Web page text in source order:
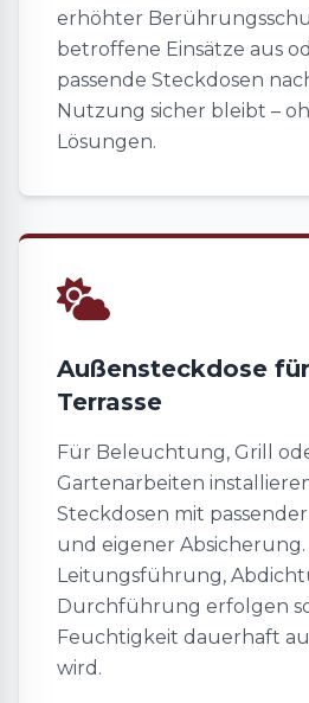
erhöhter
betroffene Einsätze aus
passende Steckdosen
Nutzung sicher bleibt –
Lösungen.
Außensteckdose
Terrasse
Für Beleuchtung, Grill
Gartenarbeiten
Steckdosen mit
und eigener Absicherung.
Leitungsführung,
Durchführung erfolgen
Feuchtigkeit dauerhaft
wird.